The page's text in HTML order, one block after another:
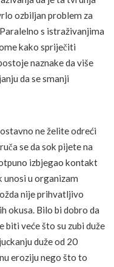
ozbiljan problem za
s istraživanjima
kako spriječiti
naznake da više
da se smanji
ne želite odreći
se da sok pijete na
izbjegao kontakt
unosi u organizam
nije prihvatljivo
okusa. Bilo bi dobro da
biti veće što su zubi duže
duže od 20
eroziju nego što to